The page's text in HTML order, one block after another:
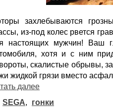
захлебываются
из-под колес рвется
настоящих мужчин! Ваш
хотя и с ним
скалистые обрывы,
жидкой грязи вместо
далее
SEGA, гонки